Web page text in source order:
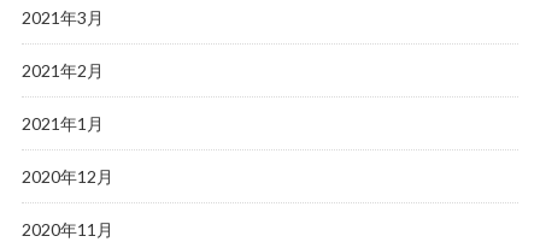
2021年3月
2021年2月
2021年1月
2020年12月
2020年11月